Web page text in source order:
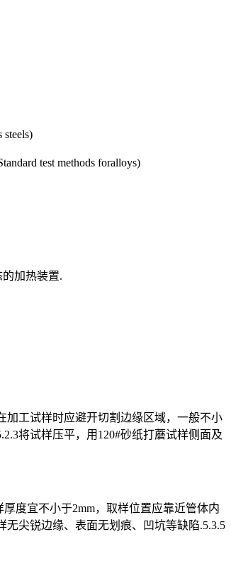
test methods foralloys)
加热装置.
加工试样时应避开切割边缘区域，一般不小
将试样压平，用120#砂纸打蘑试样侧面及
度宜不小于2mm，取样位置应靠近管体内
尖锐边缘、表面无划痕、凹坑等缺陷.5.3.5